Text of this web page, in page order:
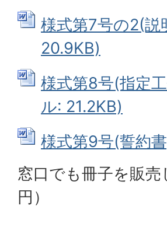
様式第7号の2(
20.9KB)
様式第8号(指定
ル: 21.2KB)
様式第9号(誓約
窓口でも冊子を販
円）